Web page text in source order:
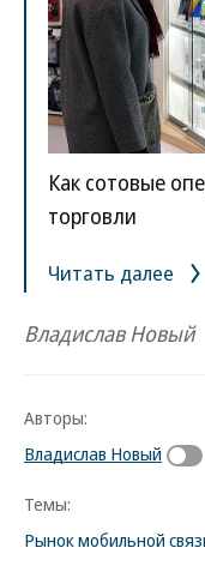
Как сотовые
торговли
Читать далее
Владислав Новый
Авторы:
Владислав Новый
Темы:
Рынок мобильной